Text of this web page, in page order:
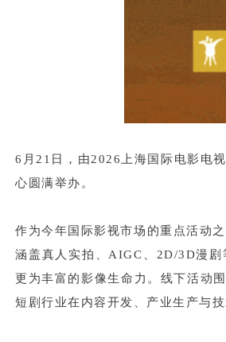
6月21日，由2026上海国际电影电
心圆满举办。
作为今年国际影视市场的重点活动
涵盖真人实拍、AIGC、2D/3D漫
更为丰富的影像生命力。线下活动
短剧行业在内容开发、产业生产与